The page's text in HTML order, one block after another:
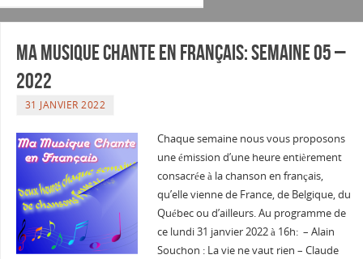
Ma musique chante en Français: Semaine 05 –
2022
31 JANVIER 2022
Chaque semaine nous vous proposons
une émission d’une heure entièrement
consacrée à la chanson en français,
qu’elle vienne de France, de Belgique, du
Québec ou d’ailleurs. Au programme de
ce lundi 31 janvier 2022 à 16h: – Alain
Souchon : La vie ne vaut rien – Claude